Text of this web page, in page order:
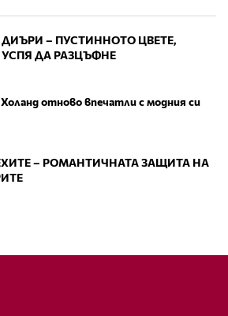
– ПУСТИННОТО ЦВЕТЕ,
УСПЯ ДА РАЗЦЪФНЕ
отново впечатли с модния си
– РОМАНТИЧНАТА ЗАЩИТА НА